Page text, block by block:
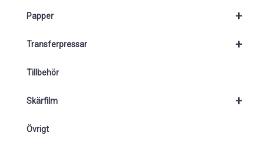
+
Papper
+
Transferpressar
Tillbehör
+
Skärfilm
Övrigt